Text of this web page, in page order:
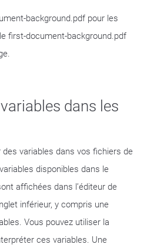
background.pdf pour les
first-document-background.pdf
dans les
des variables dans vos fichiers de
disponibles dans le
affichées dans l’éditeur de
inférieur, y compris une
Vous pouvez utiliser la
ces variables. Une